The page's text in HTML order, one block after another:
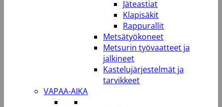
Jäteastiat
Klapisäkit
Rappurallit
Metsätyökoneet
Metsurin työvaatteet ja
jalkineet
Kastelujärjestelmät ja
tarvikkeet
VAPAA-AIKA